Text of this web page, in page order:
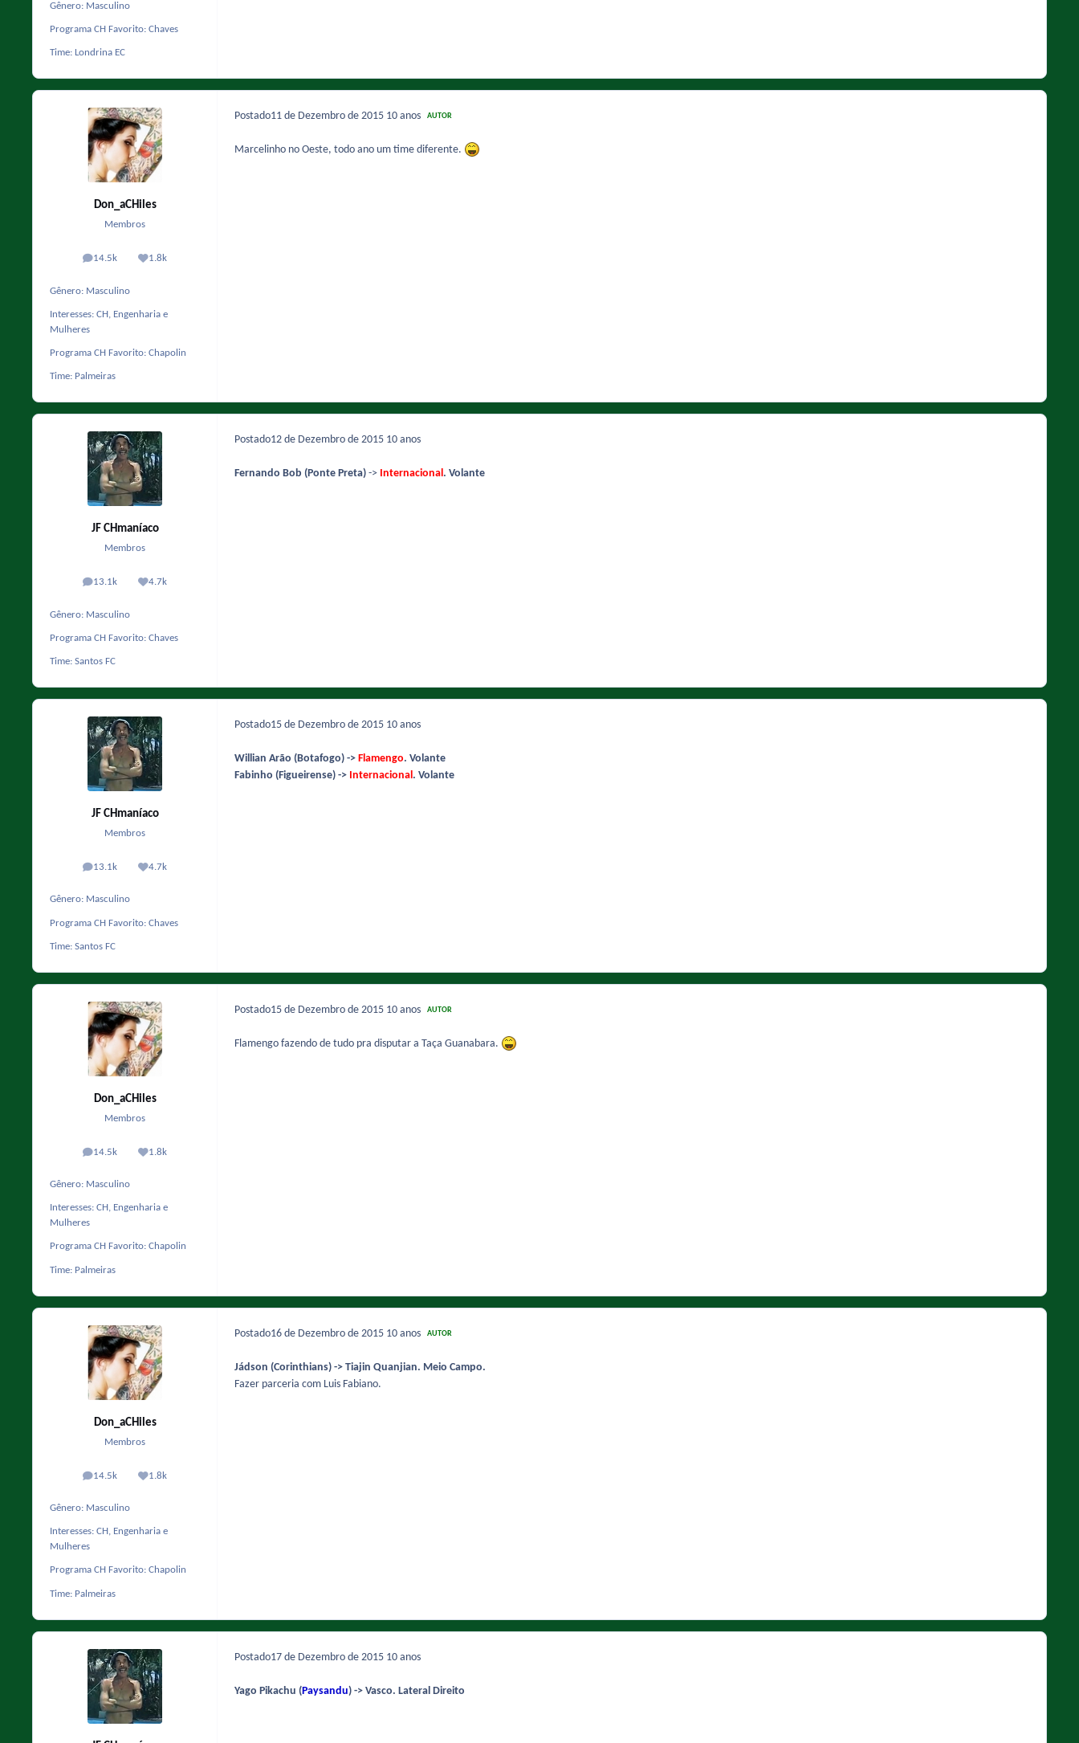
Gênero: Masculino
Programa CH Favorito: Chaves
Time: Londrina EC
Don_aCHiles
Membros
14.5k
posts 1.8k
Reputação
Gênero: Masculino
Interesses: CH, Engenharia e
Mulheres
Programa CH Favorito: Chapolin
Time: Palmeiras
Postado11 de Dezembro de 2015 10 anos AUTOR
Marcelinho no Oeste, todo ano um time diferente.
JF CHmaníaco
Membros
13.1k
posts 4.7k
Reputação
Gênero: Masculino
Programa CH Favorito: Chaves
Time: Santos FC
Postado12 de Dezembro de 2015 10 anos
Fernando Bob (Ponte Preta) -> Internacional . Volante
JF CHmaníaco
Membros
13.1k
posts 4.7k
Reputação
Gênero: Masculino
Programa CH Favorito: Chaves
Time: Santos FC
Postado15 de Dezembro de 2015 10 anos
Willian Arão (Botafogo) -> Flamengo. Volante
Fabinho (Figueirense) -> Internacional . Volante
Don_aCHiles
Membros
14.5k
posts 1.8k
Reputação
Gênero: Masculino
Interesses: CH, Engenharia e
Mulheres
Programa CH Favorito: Chapolin
Time: Palmeiras
Postado15 de Dezembro de 2015 10 anos AUTOR
Flamengo fazendo de tudo pra disputar a Taça Guanabara.
Don_aCHiles
Membros
14.5k
posts 1.8k
Reputação
Gênero: Masculino
Interesses: CH, Engenharia e
Mulheres
Programa CH Favorito: Chapolin
Time: Palmeiras
Postado16 de Dezembro de 2015 10 anos AUTOR
Jádson (Corinthians) -> Tiajin Quanjian. Meio Campo.
Fazer parceria com Luis Fabiano.
Postado17 de Dezembro de 2015 10 anos
Yago Pikachu (Paysandu) -> Vasco. Lateral Direito